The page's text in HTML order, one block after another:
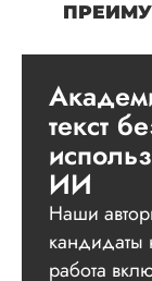
текст
ИИ
Наши
кандидаты
работа